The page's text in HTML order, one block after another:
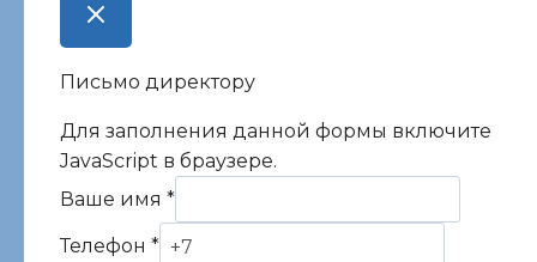
Письмо директору
Для заполнения данной формы включите
JavaScript в браузере.
Ваше имя *
Телефон *